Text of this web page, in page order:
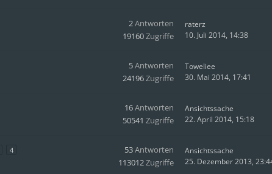
2Antworten
19160Zugriffe
raterz
10. Juli 2014, 14:38
5Antworten
24196Zugriffe
Toweliee
30. Mai 2014, 17:41
16Antworten
50541 Zugriffe
Ansichtssache
22. April 2014, 15:18
4 53Antworten
113012Zugriffe
Ansichtssache
25. Dezember 2013,